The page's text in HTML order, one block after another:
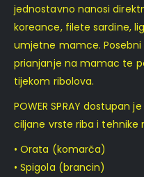
jednostavno nanosi
koreance, filete sardine,
umjetne mamce.
prianjanje na mamac te
tijekom ribolova.
POWER SPRAY dostupan
ciljane vrste riba i tehnike
• Orata (komarča)
• Spigola (brancin)